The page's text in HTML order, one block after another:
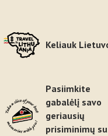
Keliauk
Pasiimkite
gabalėlį savo
geriausių
prisiminimų su